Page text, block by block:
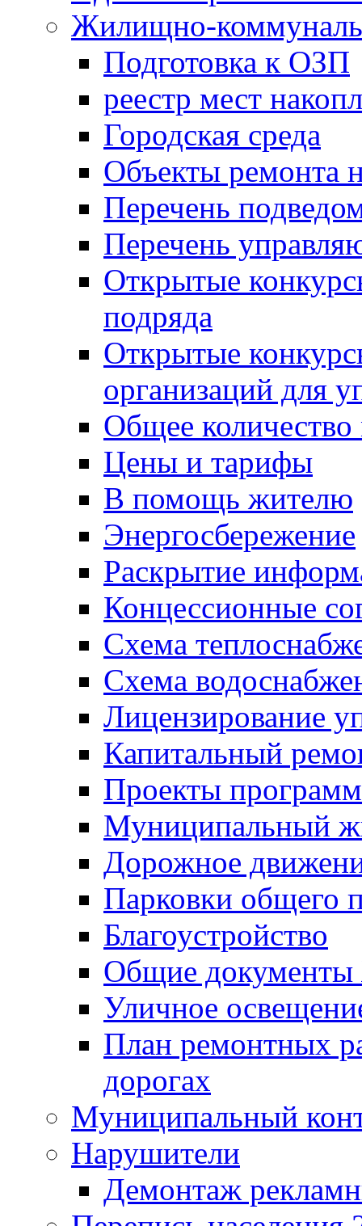
Жилищно-
Подготовка к ОЗП
реестр мест
Городская среда
Объекты ремонта
Перечень
Перечень
Открытые
подряда
Открытые
организаций для
Общее
Цены и тарифы
В помощь жителю
Энергосбережение
Раскрытие
Концессионные
Схема
Схема
Лицензирование
Капитальный
Проекты программ
Муниципальный
Дорожное
Парковки общего
Благоустройство
Общие
Уличное
План ремонтных
дорогах
Муниципальный
Нарушители
Демонтаж